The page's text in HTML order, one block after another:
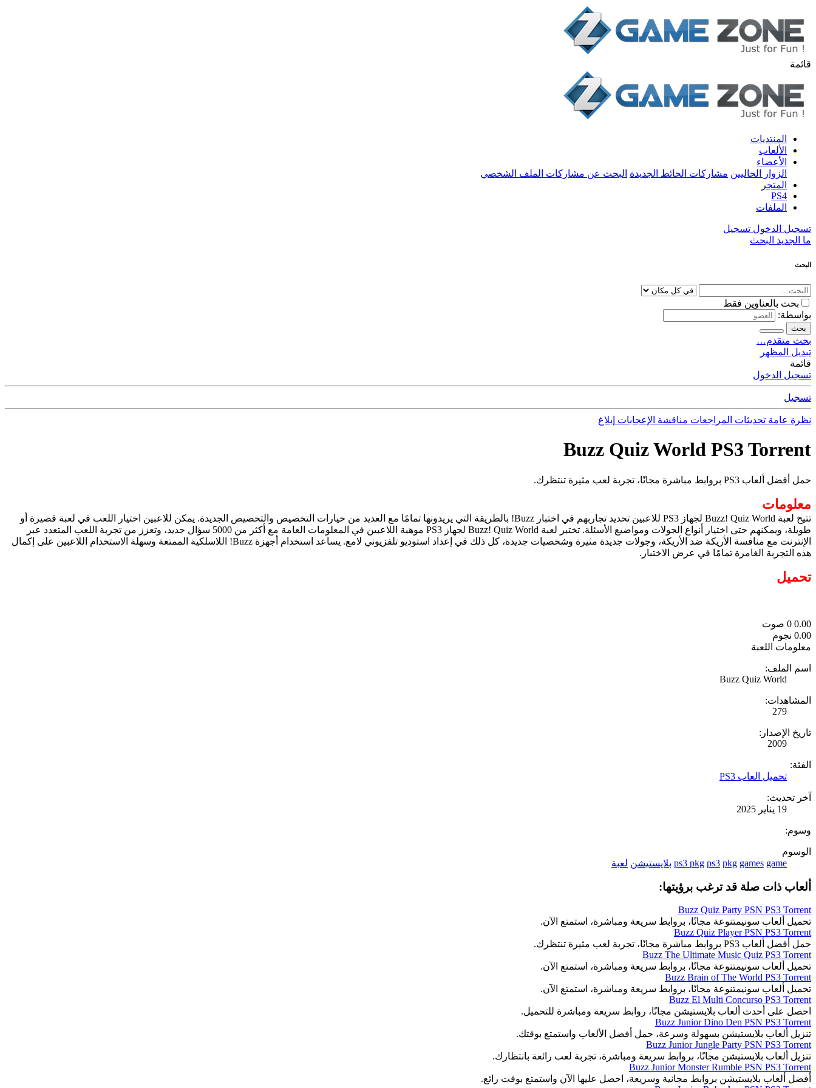
قائمة
المنتديات
الألعاب
الأعضاء
الزوار الحاليين مشاركات الحائط الجديدة البحث عن مشاركات الملف الشخصي
المتجر
PS4
الملفات
تسجيل الدخول تسجيل
ما الجديد البحث
البحث
بحث بالعناوين فقط
بواسطة:
بحث
بحث متقدم…
تبديل المظهر
قائمة
تسجيل الدخول
تسجيل
نظرة عامة تحديثات المراجعات مناقشة الإعجابات إبلاغ
Buzz Quiz World PS3 Torrent
حمل أفضل ألعاب PS3 بروابط مباشرة مجانًا، تجربة لعب مثيرة تنتظرك.
معلومات
تتيح لعبة Buzz! Quiz World لجهاز PS3 للاعبين تحديد تجاربهم في اختبار Buzz! بالطريقة التي يريدونها تمامًا مع العديد من خيارات التخصيص والتخصيص الجديدة. يمكن للاعبين اختيار اللعب في لعبة قصيرة أو
طويلة، ويمكنهم حتى اختيار أنواع الجولات ومواضيع الأسئلة. تختبر لعبة Buzz! Quiz World لجهاز PS3 موهبة اللاعبين في المعلومات العامة مع أكثر من 5000 سؤال جديد، وتعزز من تجربة اللعب المتعدد عبر
الإنترنت مع منافسة الأريكة ضد الأريكة، وجولات جديدة مثيرة وشخصيات جديدة، كل ذلك في إعداد استوديو تلفزيوني لامع. يساعد استخدام أجهزة Buzz! اللاسلكية الممتعة وسهلة الاستخدام اللاعبين على إكمال
هذه التجربة الغامرة تمامًا في عرض الاختبار.
تحميل
0.00
0 صوت
0.00 نجوم
معلومات اللعبة
اسم الملف:
Buzz Quiz World
المشاهدات:
279
تاريخ الإصدار:
2009
الفئة:
تحميل العاب PS3
آخر تحديث:
19 يناير 2025
وسوم:
الوسوم
game
games
pkg
ps3
ps3 pkg بلايستيشن لعبة
ألعاب ذات صلة قد ترغب برؤيتها:
Buzz Quiz Party PSN PS3 Torrent
تحميل ألعاب سونيمتنوعة مجانًا، بروابط سريعة ومباشرة، استمتع الآن.
Buzz Quiz Player PSN PS3 Torrent
حمل أفضل ألعاب PS3 بروابط مباشرة مجانًا، تجربة لعب مثيرة تنتظرك.
Buzz The Ultimate Music Quiz PS3 Torrent
تحميل ألعاب سونيمتنوعة مجانًا، بروابط سريعة ومباشرة، استمتع الآن.
Buzz Brain of The World PS3 Torrent
تحميل ألعاب سونيمتنوعة مجانًا، بروابط سريعة ومباشرة، استمتع الآن.
Buzz El Multi Concurso PS3 Torrent
احصل على أحدث ألعاب بلايستيشن مجانًا، روابط سريعة ومباشرة للتحميل.
Buzz Junior Dino Den PSN PS3 Torrent
تنزيل ألعاب بلايستيشن بسهولة وسرعة، حمل أفضل الألعاب واستمتع بوقتك.
Buzz Junior Jungle Party PSN PS3 Torrent
تنزيل ألعاب بلايستيشن مجانًا، بروابط سريعة ومباشرة، تجربة لعب رائعة بانتظارك.
Buzz Junior Monster Rumble PSN PS3 Torrent
أفضل ألعاب بلايستيشن بروابط مجانية وسريعة، احصل عليها الآن واستمتع بوقت رائع.